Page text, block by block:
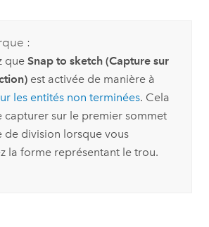
:
que Snap to sketch (Capture sur
est activée de manière à
les entités non terminées. Cela
capturer sur le premier sommet
de division lorsque vous
la forme représentant le trou.